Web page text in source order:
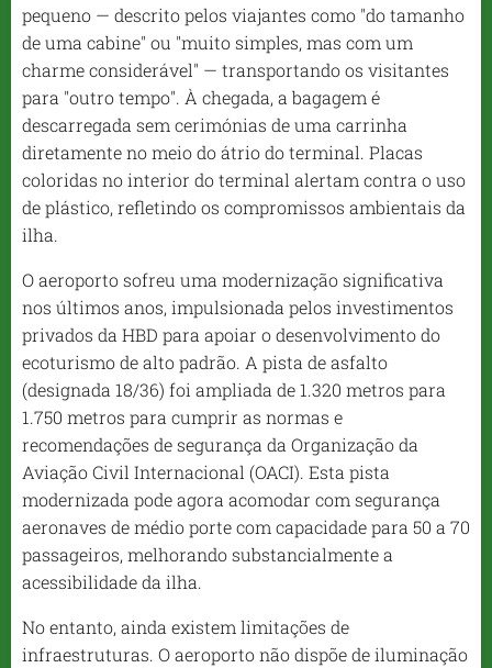
pequeno — descrito pelos viajantes como "do tamanho
de uma cabine" ou "muito simples, mas com um
charme considerável" — transportando os visitantes
para "outro tempo". À chegada, a bagagem é
descarregada sem cerimónias de uma carrinha
diretamente no meio do átrio do terminal. Placas
coloridas no interior do terminal alertam contra o uso
de plástico, refletindo os compromissos ambientais da
ilha.
O aeroporto sofreu uma modernização significativa
nos últimos anos, impulsionada pelos investimentos
privados da HBD para apoiar o desenvolvimento do
ecoturismo de alto padrão. A pista de asfalto
(designada 18/36) foi ampliada de 1.320 metros para
1.750 metros para cumprir as normas e
recomendações de segurança da Organização da
Aviação Civil Internacional (OACI). Esta pista
modernizada pode agora acomodar com segurança
aeronaves de médio porte com capacidade para 50 a 70
passageiros, melhorando substancialmente a
acessibilidade da ilha.
No entanto, ainda existem limitações de
infraestruturas. O aeroporto não dispõe de iluminação